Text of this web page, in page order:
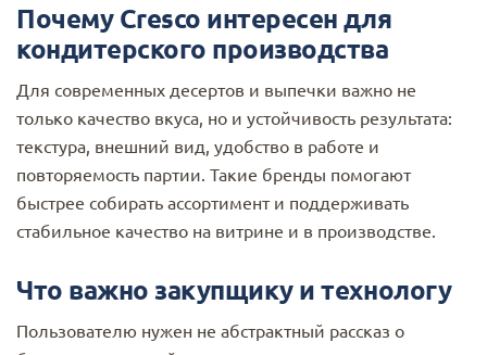
Почему Cresco интересен для
кондитерского производства
Для современных десертов и выпечки важно не
только качество вкуса, но и устойчивость результата:
текстура, внешний вид, удобство в работе и
повторяемость партии. Такие бренды помогают
быстрее собирать ассортимент и поддерживать
стабильное качество на витрине и в производстве.
Что важно закупщику и технологу
Пользователю нужен не абстрактный рассказ о